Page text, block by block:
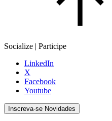
Socialize | Participe
LinkedIn
X
Facebook
Youtube
Inscreva-se Novidades